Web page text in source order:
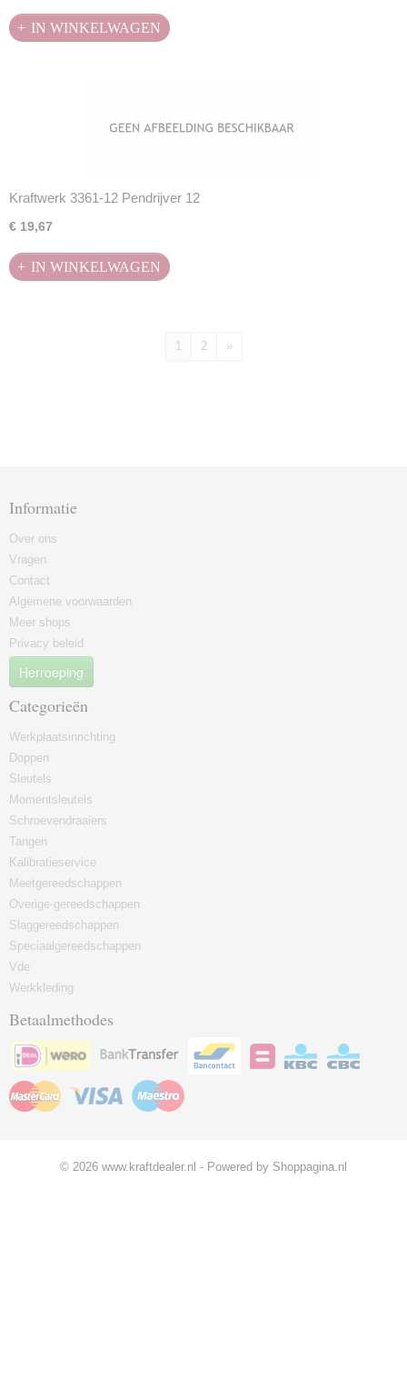
IN WINKELWAGEN
Kraftwerk 3361-12 Pendrijver 12
€ 19,67
IN WINKELWAGEN
1 2 »
Informatie
Over ons
Vragen
Contact
Algemene voorwaarden
Meer shops
Privacy beleid
Herroeping
Categorieën
Werkplaatsinrichting
Doppen
Sleutels
Momentsleutels
Schroevendraaiers
Tangen
Kalibratieservice
Meetgereedschappen
Overige-gereedschappen
Slaggereedschappen
Speciaalgereedschappen
Vde
Werkkleding
Betaalmethodes
© 2026 www.kraftdealer.nl - Powered by Shoppagina.nl